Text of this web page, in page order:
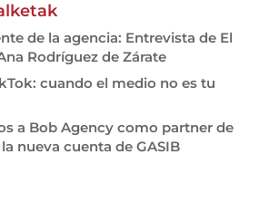
de la agencia: Entrevista de El
Rodríguez de Zárate
cuando el medio no es tu
a Bob Agency como partner de
nueva cuenta de GASIB